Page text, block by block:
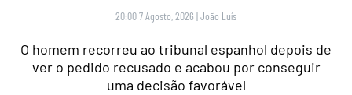
20:00 7 Agosto, 2026 |João Luís
O homem recorreu ao tribunal espanhol depois de
ver o pedido recusado e acabou por conseguir
uma decisão favorável